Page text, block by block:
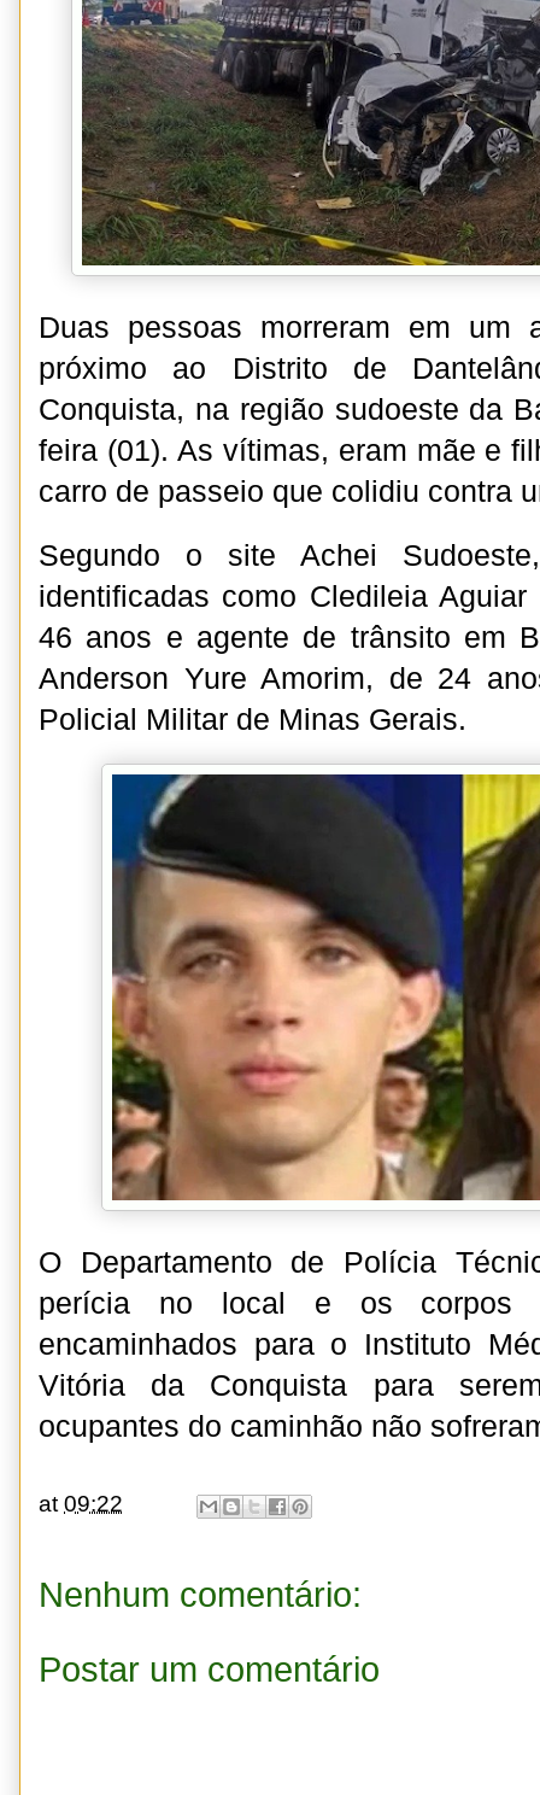
Duas pessoas morreram em um
próximo ao Distrito de
Conquista, na região sudoeste da
feira (01). As vítimas, eram mãe e
carro de passeio que colidiu contra
Segundo o site Achei
identificadas como Cledileia
46 anos e agente de trânsito em
Anderson Yure Amorim, de 24
Policial Militar de Minas Gerais.
O Departamento de Polícia
perícia no local e os corpos
encaminhados para o Instituto
Vitória da Conquista para
ocupantes do caminhão não
at09:22
Nenhum comentário:
Postar um comentário